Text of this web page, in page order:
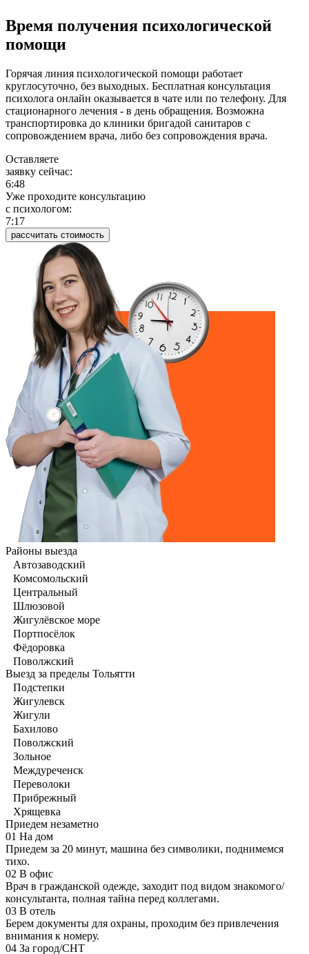
Время получения психологической
помощи
Горячая линия психологической помощи работает
круглосуточно, без выходных. Бесплатная консультация
психолога онлайн оказывается в чате или по телефону. Для
стационарного лечения - в день обращения. Возможна
транспортировка до клиники бригадой санитаров с
сопровождением врача, либо без сопровождения врача.
Оставляете
заявку сейчас:
6:48
Уже проходите консультацию
c психологом:
7:17
рассчитать стоимость
Районы выезда
Автозаводский
Комсомольский
Центральный
Шлюзовой
Жигулёвское море
Портпосёлок
Фёдоровка
Поволжский
Выезд за пределы Тольятти
Подстепки
Жигулевск
Жигули
Бахилово
Поволжский
Зольное
Междуреченск
Переволоки
Прибрежный
Хрящевка
Приедем незаметно
01 На дом
Приедем за 20 минут, машина без символики, поднимемся
тихо.
02 В офис
Врач в гражданской одежде, заходит под видом знакомого/
консультанта, полная тайна перед коллегами.
03 В отель
Берем документы для охраны, проходим без привлечения
внимания к номеру.
04 За город/СНТ